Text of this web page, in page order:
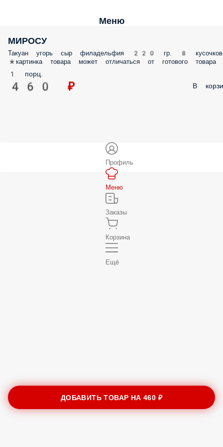
Меню
МИРОСУ
Такуан угорь сыр филадельфия 220 гр. 8 кусочков
*картинка товара может отличаться от готового товара
1 порц.
460 ₽ В
ДОБАВИТЬ ТОВАР НА460 ₽
Профиль
Меню
Заказы
Корзина
Ещё